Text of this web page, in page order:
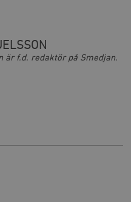
är f.d. redaktör på Smedjan.